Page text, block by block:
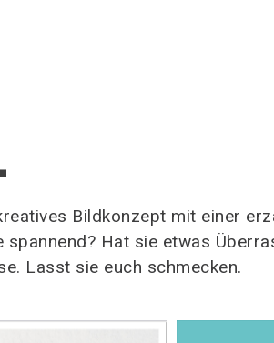
Bildkonzept mit einer
spannend? Hat sie etwas
Lasst sie euch schmecken.